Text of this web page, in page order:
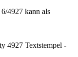
4927 kann als
4927 Textstempel -